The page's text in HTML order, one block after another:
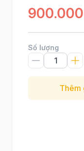
Số lượng
Thêm